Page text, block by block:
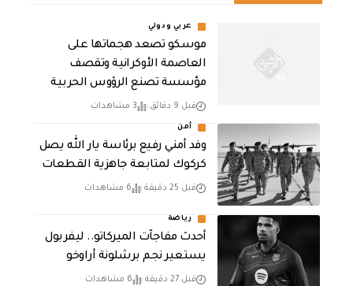
عربي ودولي
موسكو تصعد هجماتها على
العاصمة الأوكرانية وتقصف
مؤسسة تصنع الرؤوس الحربية
قبل 9 دقائق 3 مشاهدات
أمن
وفد أمني رفيع برئاسة يار الله يصل
كركوك لمتابعة جاهزية القطعات
قبل 25 دقيقة 6 مشاهدات
رياضة
أحدث مفاجآت الميركاتو.. ليفربول
يستعير نجم برشلونة أراوخو
قبل 27 دقيقة 6 مشاهدات